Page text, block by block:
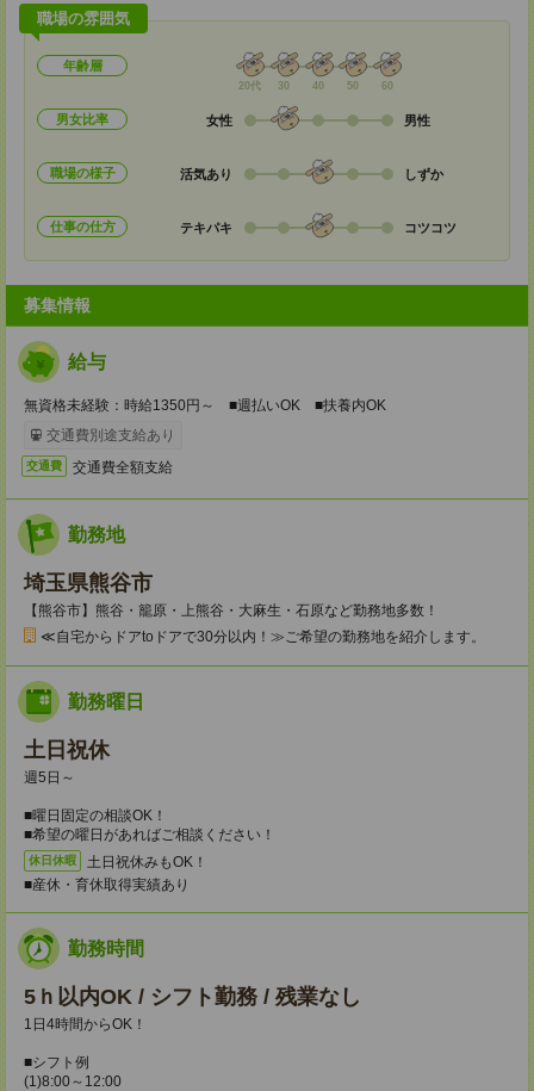
職場の雰囲気
年齢層
20代 30 40 50 60
男女比率 女性 男性
職場の様子 活気あり しずか
仕事の仕方 テキパキ コツコツ
募集情報
給与
無資格未経験：時給1350円～ ■週払いOK ■扶養内OK
交通費別途支給あり
交通費 交通費全額支給
勤務地
埼玉県熊谷市
【熊谷市】熊谷・籠原・上熊谷・大麻生・石原など勤務地多数！
≪自宅からドアtoドアで30分以内！≫ご希望の勤務地を紹介します。
勤務曜日
土日祝休
週5日～
■曜日固定の相談OK！
■希望の曜日があればご相談ください！
休日休暇
土日祝休みもOK！
■産休・育休取得実績あり
勤務時間
5ｈ以内OK / シフト勤務 / 残業なし
1日4時間からOK！
■シフト例
(1)8:00～12:00